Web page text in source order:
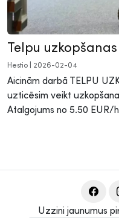
Telpu
Hestio | 2026-02-04
Aicinām darbā TELPU
uzticēsim veikt
Atalgojums no 5.50 EUR/
Uzzini jaunumus